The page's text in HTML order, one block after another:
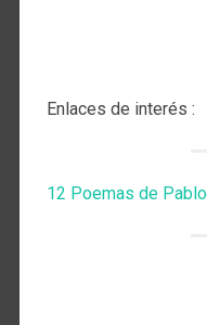
Enlaces de interés :
12 Poemas de